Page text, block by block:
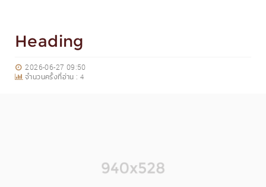
Heading
2026-06-27 09:50
จำนวนครั้งที่อ่าน : 4